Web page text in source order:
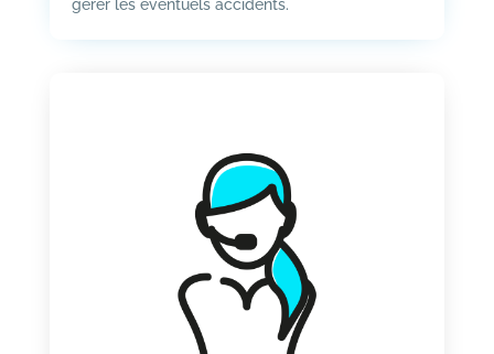
gérer les éventuels accidents.